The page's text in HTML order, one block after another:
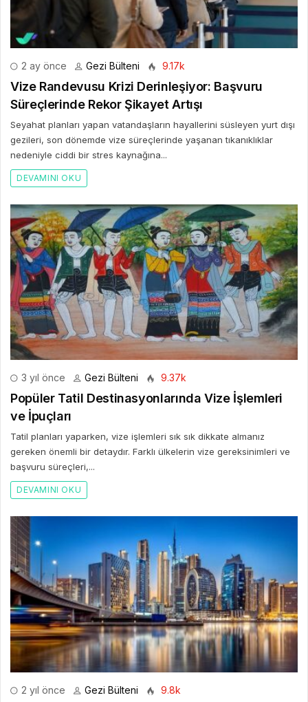
2 ay önce Gezi Bülteni 9.17k
Vize Randevusu Krizi Derinleşiyor: Başvuru
Süreçlerinde Rekor Şikayet Artışı
Seyahat planları yapan vatandaşların hayallerini süsleyen yurt dışı
gezileri, son dönemde vize süreçlerinde yaşanan tıkanıklıklar
nedeniyle ciddi bir stres kaynağına...
DEVAMINI OKU
3 yıl önce Gezi Bülteni 9.37k
Popüler Tatil Destinasyonlarında Vize İşlemleri
ve İpuçları
Tatil planları yaparken, vize işlemleri sık sık dikkate almanız
gereken önemli bir detaydır. Farklı ülkelerin vize gereksinimleri ve
başvuru süreçleri,...
DEVAMINI OKU
2 yıl önce Gezi Bülteni 9.8k